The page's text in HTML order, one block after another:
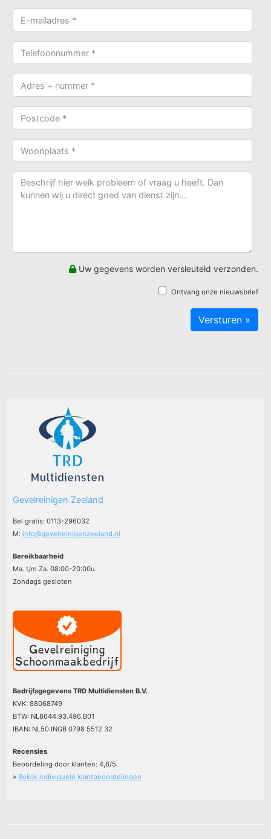
Uw gegevens worden versleuteld verzonden.
Ontvang onze nieuwsbrief
Gevelreinigen Zeeland
Bel gratis: 0113-296032
M:info@gevelreinigenzeeland.nl
Bereikbaarheid
Ma. t/m Za. 08:00-20:00u
Zondags gesloten
Bedrijfsgegevens TRD Multidiensten B.V.
KVK: 88068749
BTW: NL8644.93.496.B01
IBAN: NL50 INGB 0798 5512 32
Recensies
Beoordeling door klanten:4,6/5
» Bekijk individuele klantbeoordelingen